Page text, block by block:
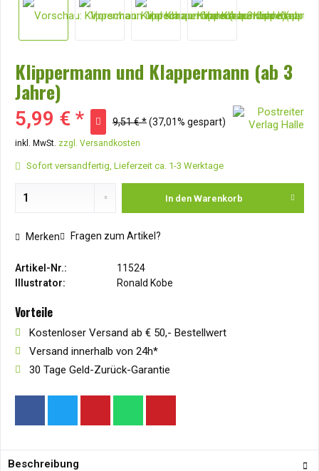
Klippermann und Klappermann (ab 3
Jahre)
5,99 € * 9,51 € *(37,01% gespart)
inkl. MwSt. zzgl. Versandkosten
Sofort versandfertig, Lieferzeit ca. 1-3 Werktage
In den Warenkorb
Merken Fragen zum Artikel?
Artikel-Nr.:
11524
Illustrator:
Ronald Kobe
Vorteile
Kostenloser Versand ab € 50,- Bestellwert
Versand innerhalb von 24h*
30 Tage Geld-Zurück-Garantie
Beschreibung